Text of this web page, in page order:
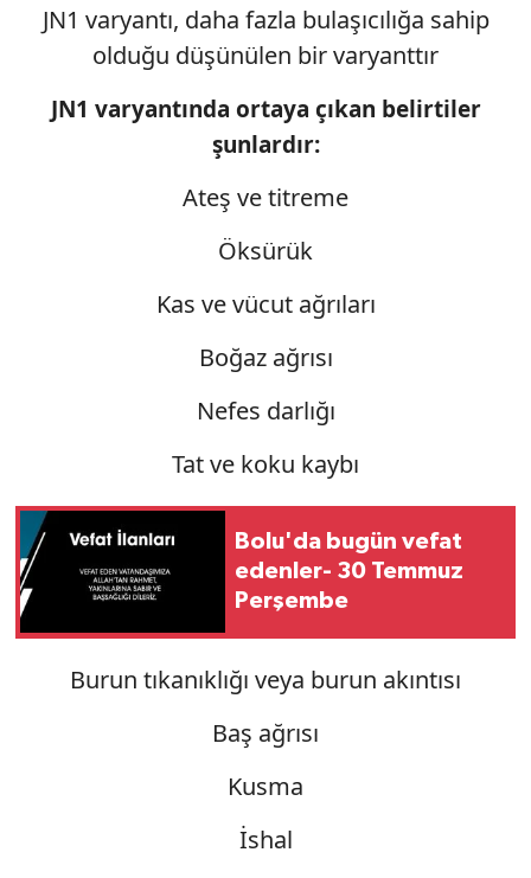
JN1 varyantı, daha fazla bulaşıcılığa sahip
olduğu düşünülen bir varyanttır
JN1 varyantında ortaya çıkan belirtiler
şunlardır:
Ateş ve titreme
Öksürük
Kas ve vücut ağrıları
Boğaz ağrısı
Nefes darlığı
Tat ve koku kaybı
Bolu'da bugün vefat
edenler- 30 Temmuz
Perşembe
Burun tıkanıklığı veya burun akıntısı
Baş ağrısı
Kusma
İshal